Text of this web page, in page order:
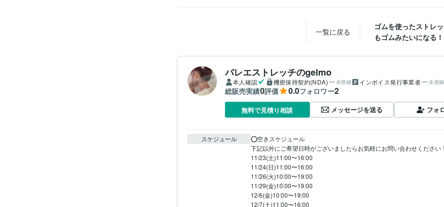
一覧に戻る
ゴムを使ったストレ
もゴムみたいになる！
バレエストレッチのgelmo
本人確認 機密保持契約(NDA) 未登録 インボイス発行事業者 未登録
総販売実績0評価 0.0フォロワー2
無料で見積り相談 メッセージを送る フォ
スケジュール
⭕️空きスケジュール
下記以外にご希望日時がございましたらお気軽にお問い合わせください
11/23(土)11:00〜16:00
11/24(日)11:00〜16:00
11/26(火)10:00〜19:00
11/29(金)10:00〜19:00
12/6(金)10:00〜19:00
12/7(土)11:00〜16:00